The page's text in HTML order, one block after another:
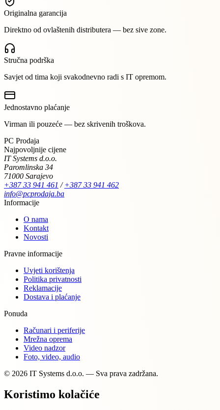
Originalna garancija
Direktno od ovlaštenih distributera — bez sive zone.
Stručna podrška
Savjet od tima koji svakodnevno radi s IT opremom.
Jednostavno plaćanje
Virman ili pouzeće — bez skrivenih troškova.
PC Prodaja
Najpovoljnije cijene
IT Systems d.o.o.
Paromlinska 34
71000 Sarajevo
+387 33 941 461 /+387 33 941 462
info@pcprodaja.ba
Informacije
O nama
Kontakt
Novosti
Pravne informacije
Uvjeti korištenja
Politika privatnosti
Reklamacije
Dostava i plaćanje
Ponuda
Računari i periferije
Mrežna oprema
Video nadzor
Foto, video, audio
© 2026 IT Systems d.o.o. — Sva prava zadržana.
Koristimo kolačiće